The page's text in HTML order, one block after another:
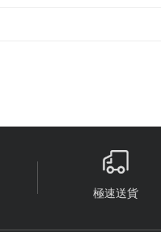

極速送貨